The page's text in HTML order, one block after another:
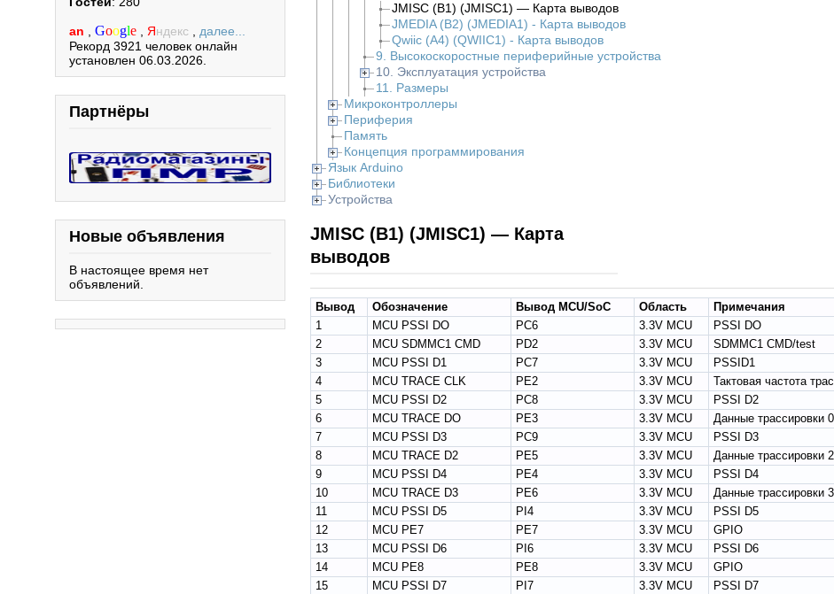
an Google Яндекс
далее...
Рекорд 3921 человек онлайн
установлен 06.03.2026.
Партнёры
Новые объявления
В настоящее время нет
объявлений.
JMISC (B1) (JMISC1) — Карта выводов
JMEDIA (B2) (JMEDIA1) - Карта выводов
Qwiic (A4) (QWIIC1) - Карта выводов
9. Высокоскоростные периферийные устройства
10. Эксплуатация устройства
11. Размеры
Микроконтроллеры
Периферия
Память
Концепция программирования
Язык Arduino
Библиотеки
Устройства
JMISC (B1) (JMISC1) — Карта
выводов
Вывод Обозначение Вывод MCU/SoC Область
Примечания
1
MCU PSSI DO PC6 3.3V MCU
PSSI DO
2
MCU SDMMC1 CMD PD2 3.3V MCU
SDMMC1 CMD/test
3
MCU PSSI D1 PC7 3.3V MCU
PSSID1
4
MCU TRACE CLK PE2 3.3V MCU
Тактовая частота
5
MCU PSSI D2 PC8 3.3V MCU
PSSI D2
6
MCU TRACE DO PE3 3.3V MCU
Данные трассировки 0
7
MCU PSSI D3 PC9 3.3V MCU
PSSI D3
8
MCU TRACE D2 PE5 3.3V MCU
Данные трассировки 2
9
MCU PSSI D4 PE4 3.3V MCU
PSSI D4
10
MCU TRACE D3 PE6 3.3V MCU
Данные трассировки 3
11
MCU PSSI D5 PI4 3.3V MCU
PSSI D5
12
MCU PE7 PE7 3.3V MCU
GPIO
13
MCU PSSI D6 PI6 3.3V MCU
PSSI D6
14
MCU PE8 PE8 3.3V MCU
GPIO
15
MCU PSSI D7 PI7 3.3V MCU
PSSI D7